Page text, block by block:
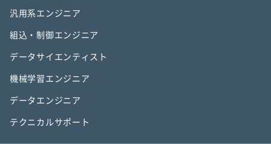
汎用系エンジニア
組込・制御エンジニア
データサイエンティスト
機械学習エンジニア
データエンジニア
テクニカルサポート